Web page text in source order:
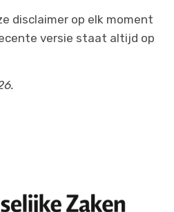
disclaimer op elk moment
versie staat altijd op